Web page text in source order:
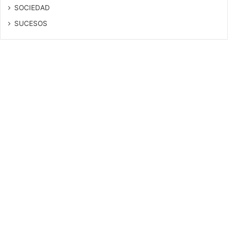
SOCIEDAD
SUCESOS